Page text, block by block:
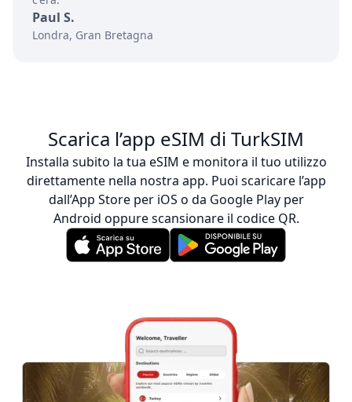
Paul S.
Londra, Gran Bretagna
Scarica l’app eSIM di TurkSIM
Installa subito la tua eSIM e monitora il tuo utilizzo
direttamente nella nostra app. Puoi scaricare l’app
dall’App Store per iOS o da Google Play per
Android oppure scansionare il codice QR.